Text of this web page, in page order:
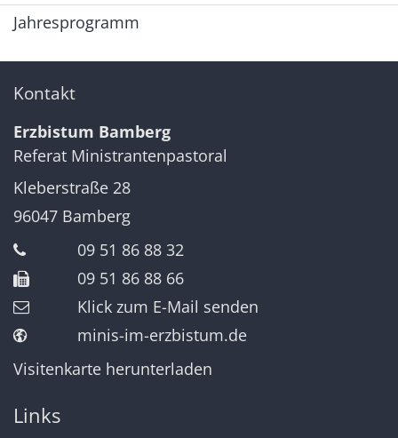
Jahresprogramm
Kontakt
Erzbistum Bamberg
Referat Ministrantenpastoral
Kleberstraße 28
96047 Bamberg
09 51 86 88 32
09 51 86 88 66
Klick zum E-Mail senden
minis-im-erzbistum.de
Visitenkarte herunterladen
Links